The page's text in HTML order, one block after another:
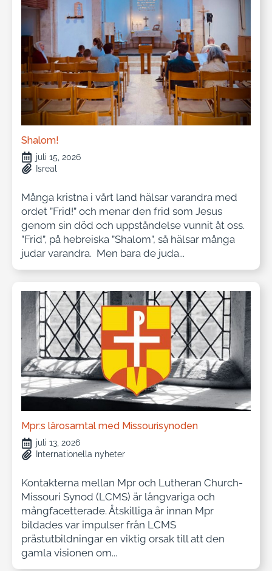
Shalom!
juli 15, 2026
Isreal
Många kristna i vårt land hälsar varandra med
ordet ”Frid!” och menar den frid som Jesus
genom sin död och uppståndelse vunnit åt oss.
”Frid”, på hebreiska ”Shalom”, så hälsar många
judar varandra. Men bara de juda...
Mpr:s lärosamtal med Missourisynoden
juli 13, 2026
Internationella nyheter
Kontakterna mellan Mpr och Lutheran Church-
Missouri Synod (LCMS) är långvariga och
mångfacetterade. Åtskilliga år innan Mpr
bildades var impulser från LCMS
prästutbildningar en viktig orsak till att den
gamla visionen om...